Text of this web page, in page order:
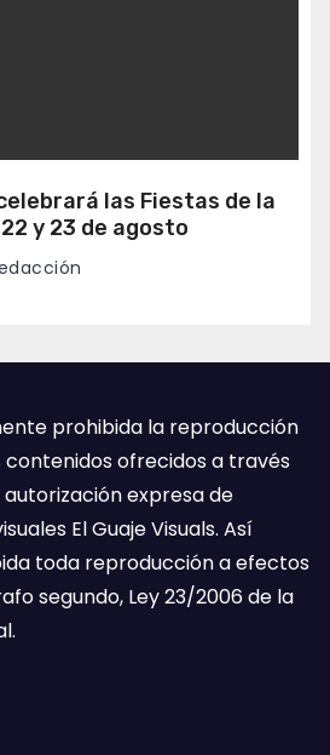
las Fiestas de la
y 23 de agosto
prohibida la reproducción
ofrecidos a través
expresa de
El Guaje Visuals. Así
toda reproducción a efectos
segundo, Ley 23/2006 de la